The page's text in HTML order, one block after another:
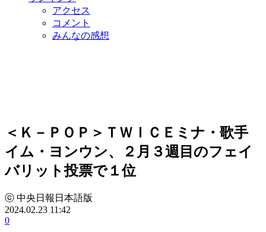
アクセス
コメント
みんなの感想
＜Ｋ－ＰＯＰ＞ＴＷＩＣＥミナ・歌手
イム・ヨンウン、２月３週目のフェイ
バリット投票で１位
ⓒ 中央日報日本語版
2024.02.23 11:42
0